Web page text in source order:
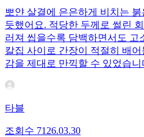
뽀얀 살결에 은은하게 비치는
듯했어요. 적당한 두께로 썰린
러져 씹을수록 담백하면서도 고
칼집 사이로 간장이 적절히 배
감을 제대로 만끽할 수 있었습니
타블
조회수 71 26.03.30